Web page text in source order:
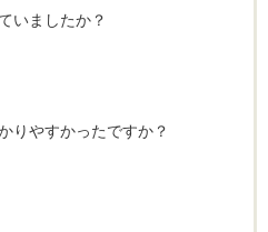
いましたか？
りやすかったですか？